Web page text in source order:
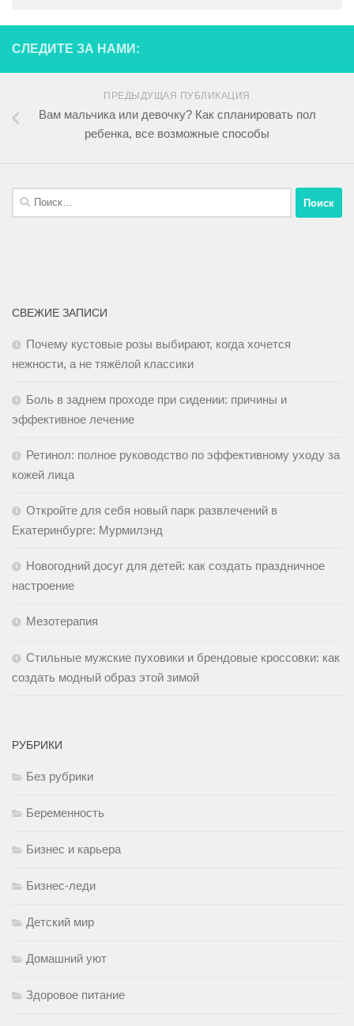
СЛЕДИТЕ ЗА НАМИ:
ПРЕДЫДУЩАЯ ПУБЛИКАЦИЯ
Вам мальчика или девочку? Как спланировать пол
ребенка, все возможные способы
СВЕЖИЕ ЗАПИСИ
Почему кустовые розы выбирают, когда хочется
нежности, а не тяжёлой классики
Боль в заднем проходе при сидении: причины и
эффективное лечение
Ретинол: полное руководство по эффективному уходу за
кожей лица
Откройте для себя новый парк развлечений в
Екатеринбурге: Мурмилэнд
Новогодний досуг для детей: как создать праздничное
настроение
Мезотерапия
Стильные мужские пуховики и брендовые кроссовки: как
создать модный образ этой зимой
РУБРИКИ
Без рубрики
Беременность
Бизнес и карьера
Бизнес-леди
Детский мир
Домашний уют
Здоровое питание